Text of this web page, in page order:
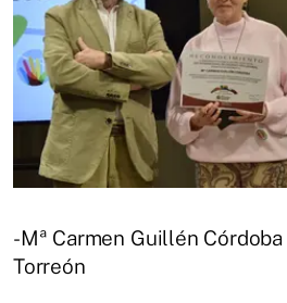
-Mª Carmen Guillén
Torreón